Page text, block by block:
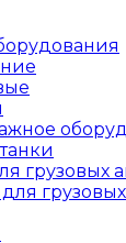
грузовых
грузовых